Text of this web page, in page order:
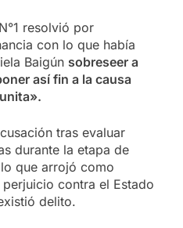
resolvió por
con lo que había
Baigún sobreseer a
así fin a la causa
tras evaluar
durante la etapa de
que arrojó como
contra el Estado
delito.